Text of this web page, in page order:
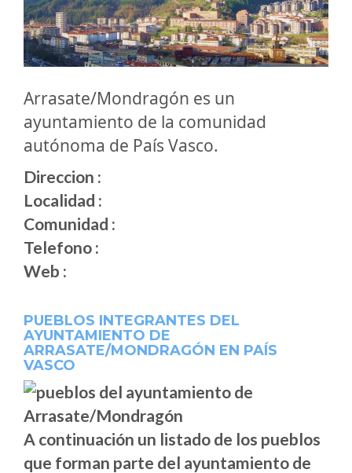
Arrasate/Mondragón es un
ayuntamiento de la comunidad
autónoma de País Vasco.
Direccion :
Localidad :
Comunidad :
Telefono :
Web :
PUEBLOS INTEGRANTES DEL
AYUNTAMIENTO DE
ARRASATE/MONDRAGÓN EN PAÍS
VASCO
A continuación un listado de los pueblos
que forman parte del ayuntamiento de